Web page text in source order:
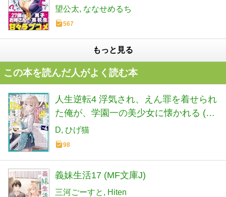
(GA文庫)
望公太 ななせめるち
567
もっと見る
この本を読んだ人がよく読む本
人生逆転4 浮気され、えん罪を着せられ
た俺が、学園一の美少女に懐かれる (角
川スニーカー文庫)
D ひげ猫
98
義妹生活17 (MF文庫J)
三河ごーすと Hiten